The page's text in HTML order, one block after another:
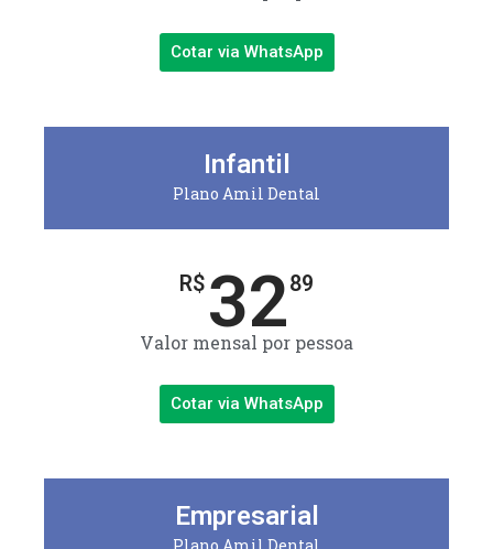
Cotar via WhatsApp
Infantil
Plano Amil Dental
R$ 3289
Valor mensal por pessoa
Cotar via WhatsApp
Empresarial